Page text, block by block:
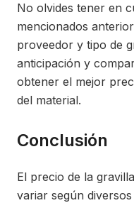
No olvides tener en
mencionados
proveedor y tipo de
anticipación y
obtener el mejor
del material.
Conclusión
El precio de la
variar según